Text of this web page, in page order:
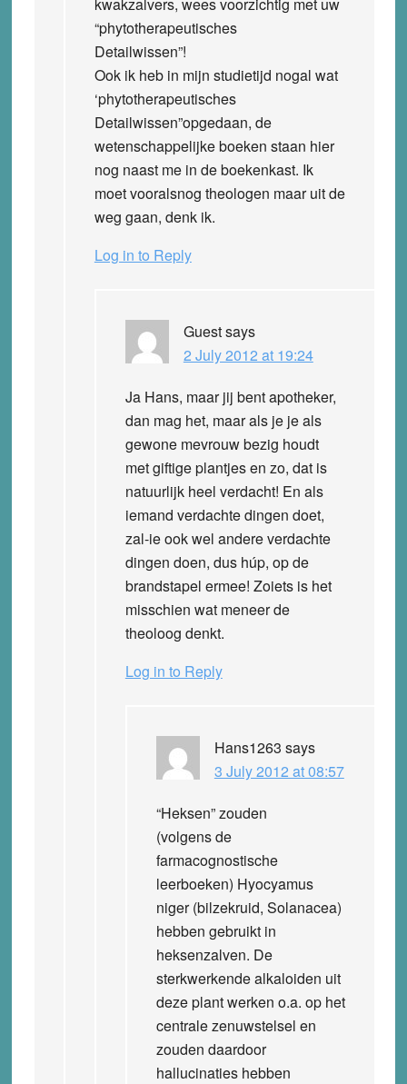
“phytotherapeutisches
Detailwissen”!
Ook ik heb in mijn studietijd nogal wat
‘phytotherapeutisches
Detailwissen”opgedaan, de
wetenschappelijke boeken staan hier
nog naast me in de boekenkast. Ik
moet vooralsnog theologen maar uit de
weg gaan, denk ik.
Log in to Reply
Guestsays
2 July 2012 at 19:24
Ja Hans, maar jij bent apotheker,
dan mag het, maar als je je als
gewone mevrouw bezig houdt
met giftige plantjes en zo, dat is
natuurlijk heel verdacht! En als
iemand verdachte dingen doet,
zal-ie ook wel andere verdachte
dingen doen, dus húp, op de
brandstapel ermee! Zoiets is het
misschien wat meneer de
theoloog denkt.
Log in to Reply
Hans1263 says
3 July 2012 at 08:57
“Heksen” zouden
(volgens de
farmacognostische
leerboeken) Hyocyamus
niger (bilzekruid, Solanacea)
hebben gebruikt in
heksenzalven. De
sterkwerkende alkaloiden uit
deze plant werken o.a. op het
centrale zenuwstelsel en
zouden daardoor
hallucinaties hebben